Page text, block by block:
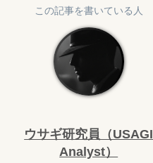
この記事を書いている人
ウサギ研究員（USAGI
Analyst）